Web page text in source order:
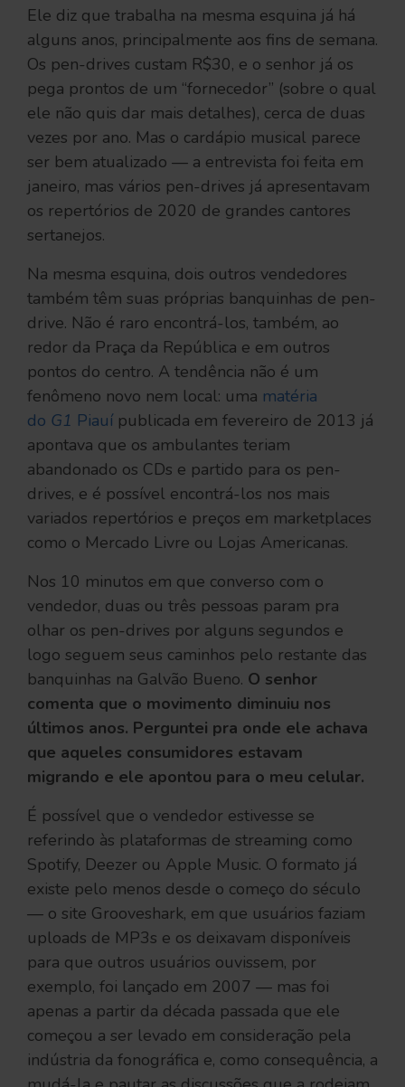
Ele diz que trabalha na mesma esquina já há
alguns anos, principalmente aos fins de semana.
Os pen-drives custam R$30, e o senhor já os
pega prontos de um “fornecedor” (sobre o qual
ele não quis dar mais detalhes), cerca de duas
vezes por ano. Mas o cardápio musical parece
ser bem atualizado — a entrevista foi feita em
janeiro, mas vários pen-drives já apresentavam
os repertórios de 2020 de grandes cantores
sertanejos.
Na mesma esquina, dois outros vendedores
também têm suas próprias banquinhas de pen-
drive. Não é raro encontrá-los, também, ao
redor da Praça da República e em outros
pontos do centro. A tendência não é um
fenômeno novo nem local: uma matéria
do G1 Piauí publicada em fevereiro de 2013 já
apontava que os ambulantes teriam
abandonado os CDs e partido para os pen-
drives, e é possível encontrá-los nos mais
variados repertórios e preços em marketplaces
como o Mercado Livre ou Lojas Americanas.
Nos 10 minutos em que converso com o
vendedor, duas ou três pessoas param pra
olhar os pen-drives por alguns segundos e
logo seguem seus caminhos pelo restante das
banquinhas na Galvão Bueno. O senhor
comenta que o movimento diminuiu nos
últimos anos. Perguntei pra onde ele achava
que aqueles consumidores estavam
migrando e ele apontou para o meu celular.
É possível que o vendedor estivesse se
referindo às plataformas de streaming como
Spotify, Deezer ou Apple Music. O formato já
existe pelo menos desde o começo do século
— o site Grooveshark, em que usuários faziam
uploads de MP3s e os deixavam disponíveis
para que outros usuários ouvissem, por
exemplo, foi lançado em 2007 — mas foi
apenas a partir da década passada que ele
começou a ser levado em consideração pela
indústria da fonográfica e, como consequência, a